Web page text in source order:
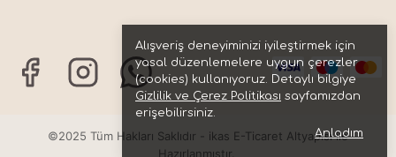
Alışveriş deneyiminizi iyileştirmek için
yasal düzenlemelere uygun çerezler
(cookies) kullanıyoruz. Detaylı bilgiye
Gizlilik ve Çerez Politikası sayfamızdan
erişebilirsiniz.
Anladım
©2025 Tüm Hakları Saklıdır - ikas E-Ticaret Altyapısı ile
Hazırlanmıştır.